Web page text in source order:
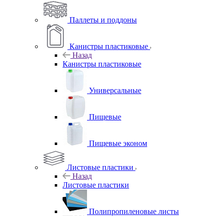
Паллеты и поддоны
Канистры пластиковые
Назад
Канистры пластиковые
Универсальные
Пищевые
Пищевые эконом
Листовые пластики
Назад
Листовые пластики
Полипропиленовые листы